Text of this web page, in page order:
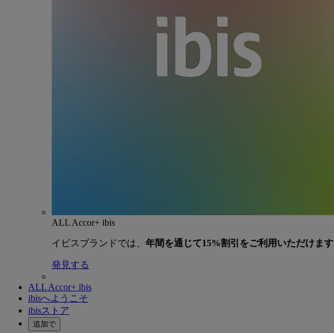
ALL Accor+ ibis
イビスブランドでは、 年間を通じて15%割引をご利用いただけます
発見する
ALL Accor+ ibis
ibisへようこそ
ibisストア
追加で